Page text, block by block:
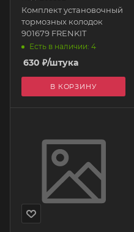
Комплект установочный
тормозных колодок
901679 FRENKIT
Есть в наличии: 4
630 ₽/штука
В КОРЗИНУ